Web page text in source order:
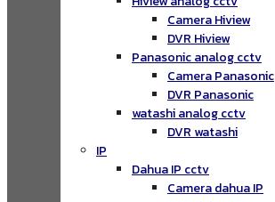
Camera Hiview
DVR Hiview
Panasonic analog cctv
Camera Panasonic
DVR Panasonic
watashi analog cctv
DVR watashi
IP
Dahua IP cctv
Camera dahua IP